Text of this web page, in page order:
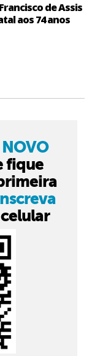
de Assis
aos 74 anos
NOVO
fique